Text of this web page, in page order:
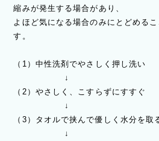
縮みが発生する場合があり、
よほど気になる場合のみにとどめる
す。
（1）中性洗剤でやさしく押し洗い
↓
（2）やさしく、こすらずにすすぐ
↓
（3）タオルで挟んで優しく水分を取
↓